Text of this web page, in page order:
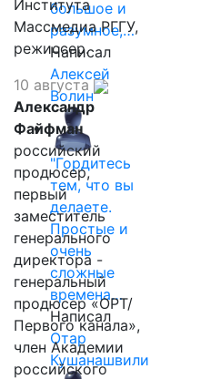
большое и
разумное,…
Написал
Алексей
Волин
"Гордитесь
тем, что вы
делаете.
Простые и
очень
сложные
времена…
Написал
Отар
Кушанашвили
Института
Массмедиа РГГУ,
режиссер.
10 августа
Александр
Файфман
российский
продюсер,
первый
заместитель
генерального
директора -
генеральный
продюсер «ОРТ/
Первого канала»,
член Академии
российского